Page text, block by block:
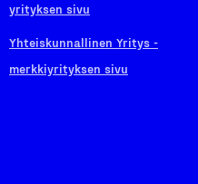
yrityksen sivu
Yhteiskunnallinen Yritys -
merkkiyrityksen sivu